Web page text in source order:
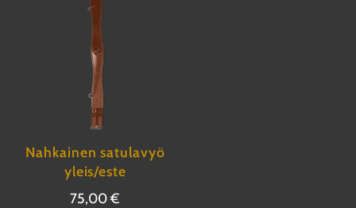
Nahkainen satulavyö
yleis/este
75,00€